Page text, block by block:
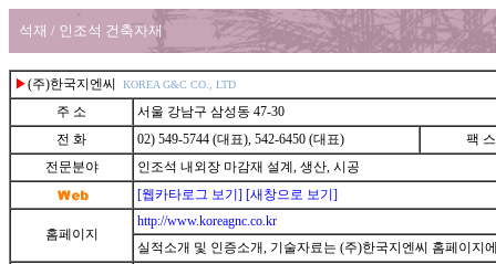
석재 / 인조석 건축자재
▶(주)한국지엔씨 KOREA G&C CO., LTD
주 소
서울 강남구 삼성동 47-30
전 화
02) 549-5744 (대표), 542-6450 (대표)
팩 스
전문분야
인조석 내외장 마감재 설계, 생산, 시공
[웹카타로그 보기] [새창으로 보기]
홈페이지
http://www.koreagnc.co.kr
실적소개 및 인증소개, 기술자료는 (주)한국지엔씨 홈페이지